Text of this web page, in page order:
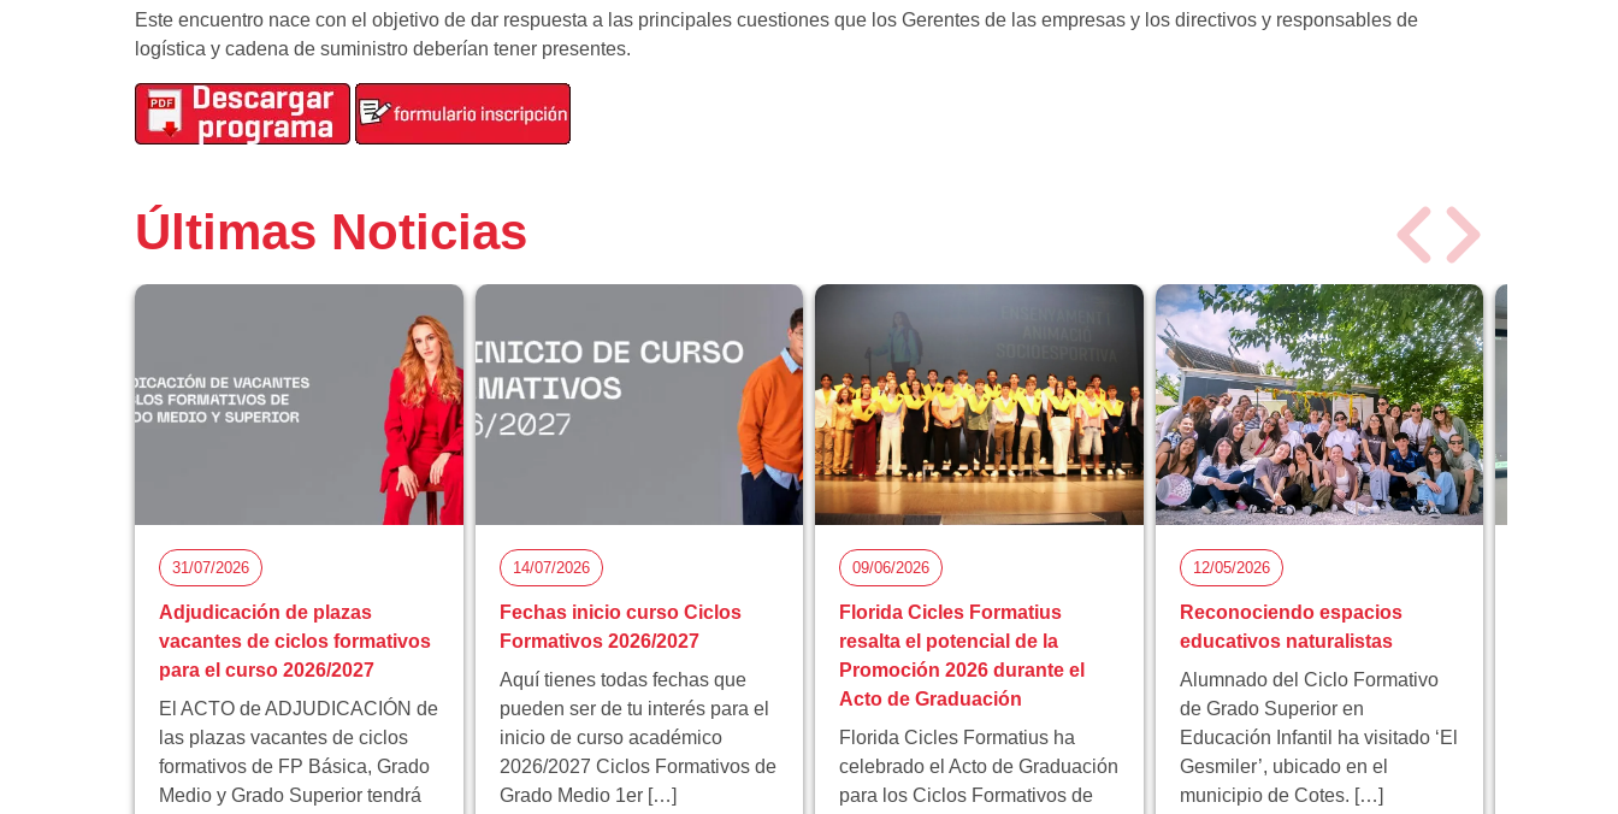
Este encuentro nace con el objetivo de dar respuesta a las principales cuestiones que los Gerentes de las empresas y los directivos y responsables de
logística y cadena de suministro deberían tener presentes.
Últimas Noticias
31/07/2026
Adjudicación de plazas
vacantes de ciclos formativos
para el curso 2026/2027
El ACTO de ADJUDICACIÓN de
las plazas vacantes de ciclos
formativos de FP Básica, Grado
Medio y Grado Superior tendrá
14/07/2026
Fechas inicio curso Ciclos
Formativos 2026/2027
Aquí tienes todas fechas que
pueden ser de tu interés para el
inicio de curso académico
2026/2027 Ciclos Formativos de
Grado Medio 1er […]
09/06/2026
Florida Cicles Formatius
resalta el potencial de la
Promoción 2026 durante el
Acto de Graduación
Florida Cicles Formatius ha
celebrado el Acto de Graduación
para los Ciclos Formativos de
12/05/2026
Reconociendo espacios
educativos naturalistas
Alumnado del Ciclo Formativo
de Grado Superior en
Educación Infantil ha visitado ‘El
Gesmiler’, ubicado en el
municipio de Cotes. […]